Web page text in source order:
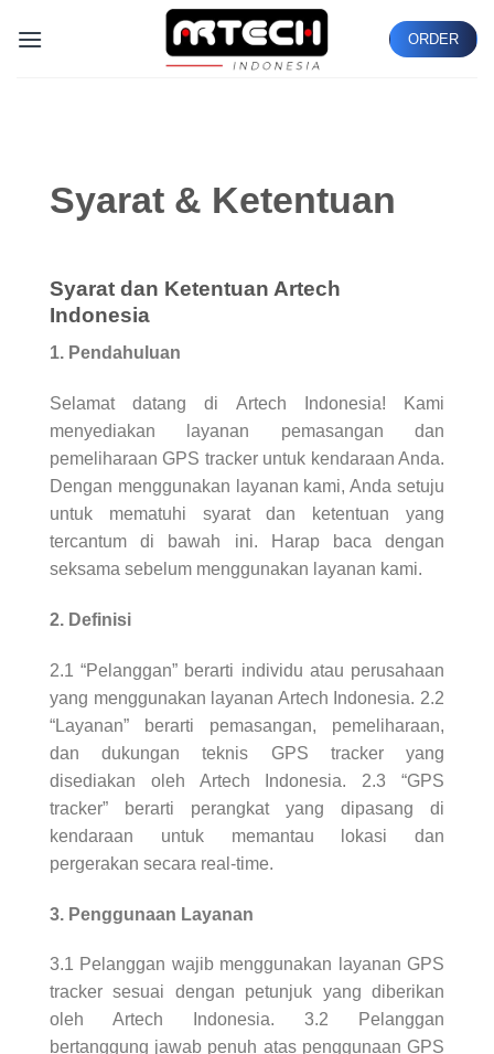
ORDER
Syarat & Ketentuan
Syarat dan Ketentuan Artech
Indonesia
1. Pendahuluan
Selamat datang di Artech Indonesia! Kami
menyediakan layanan pemasangan dan
pemeliharaan GPS tracker untuk kendaraan Anda.
Dengan menggunakan layanan kami, Anda setuju
untuk mematuhi syarat dan ketentuan yang
tercantum di bawah ini. Harap baca dengan
seksama sebelum menggunakan layanan kami.
2. Definisi
2.1 “Pelanggan” berarti individu atau perusahaan
yang menggunakan layanan Artech Indonesia. 2.2
“Layanan” berarti pemasangan, pemeliharaan,
dan dukungan teknis GPS tracker yang
disediakan oleh Artech Indonesia. 2.3 “GPS
tracker” berarti perangkat yang dipasang di
kendaraan untuk memantau lokasi dan
pergerakan secara real-time.
3. Penggunaan Layanan
3.1 Pelanggan wajib menggunakan layanan GPS
tracker sesuai dengan petunjuk yang diberikan
oleh Artech Indonesia. 3.2 Pelanggan
bertanggung jawab penuh atas penggunaan GPS